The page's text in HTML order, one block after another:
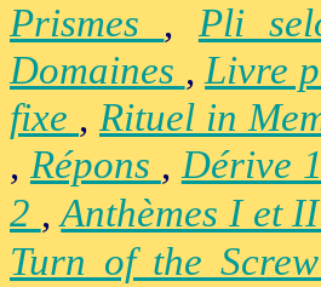
Prismes , Pli
Domaines ,Livre
fixe , Rituel in
, Répons ,Dérive 1
2 ,Anthèmes I et II
Turn of the Screw